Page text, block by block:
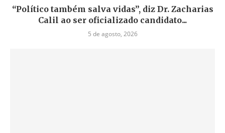
“Político também salva vidas”, diz Dr. Zacharias
Calil ao ser oficializado candidato...
5 de agosto, 2026